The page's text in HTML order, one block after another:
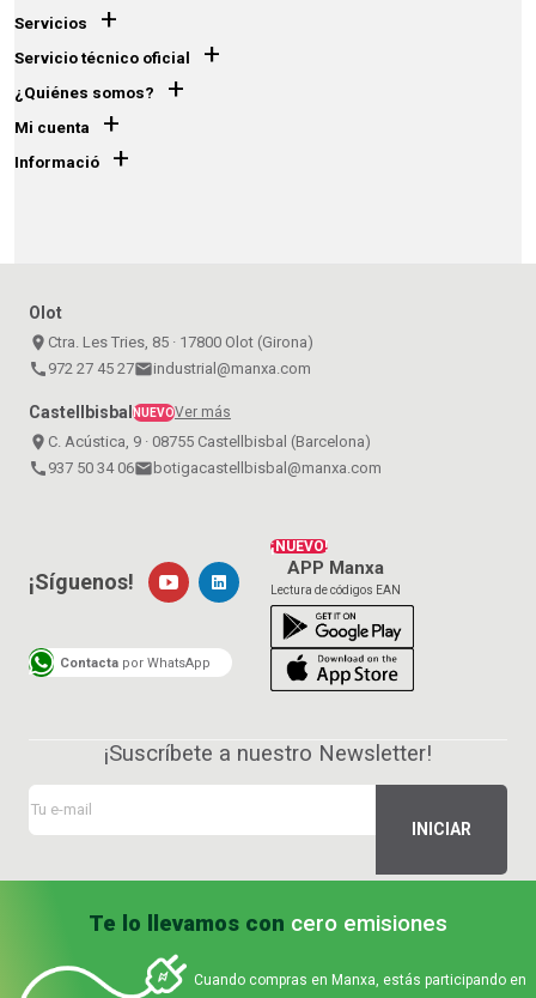
Servicios +
Servicio técnico oficial +
¿Quiénes somos? +
Mi cuenta +
Informació +
Olot
place Ctra. Les Tries, 85 · 17800 Olot (Girona)
call 972 27 45 27emailindustrial@manxa.com
CastellbisbalNUEVOVer más
place C. Acústica, 9 · 08755 Castellbisbal (Barcelona)
call 937 50 34 06emailbotigacastellbisbal@manxa.com
¡NUEVO!
APP Manxa
Lectura de códigos EAN
¡Síguenos!
Contacta por WhatsApp
¡Suscríbete a nuestro Newsletter!
Te lo llevamos con cero emisiones
Cuando compras en Manxa, estás participando en